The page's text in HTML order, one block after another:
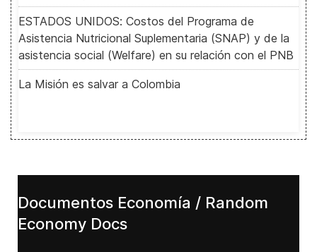
ESTADOS UNIDOS: Costos del Programa de
Asistencia Nutricional Suplementaria (SNAP) y de la
asistencia social (Welfare) en su relación con el PNB
La Misión es salvar a Colombia
Documentos Economía / Random
Economy Docs